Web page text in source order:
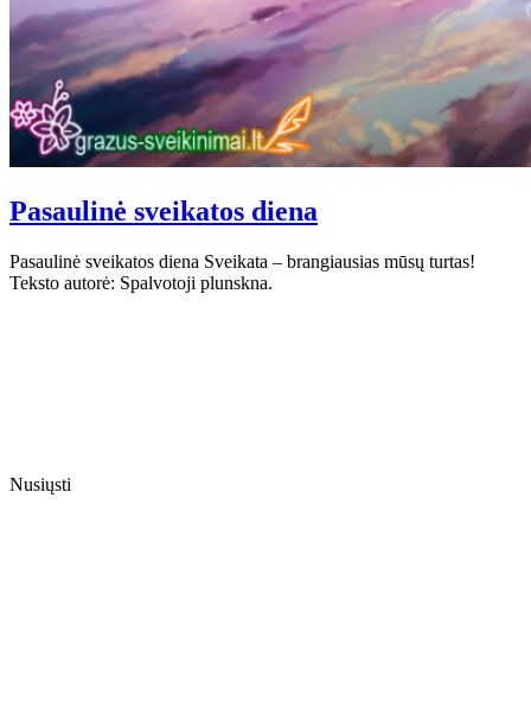
Pasaulinė sveikatos diena
Pasaulinė sveikatos diena Sveikata – brangiausias mūsų turtas!
Teksto autorė: Spalvotoji plunskna.
Nusiųsti